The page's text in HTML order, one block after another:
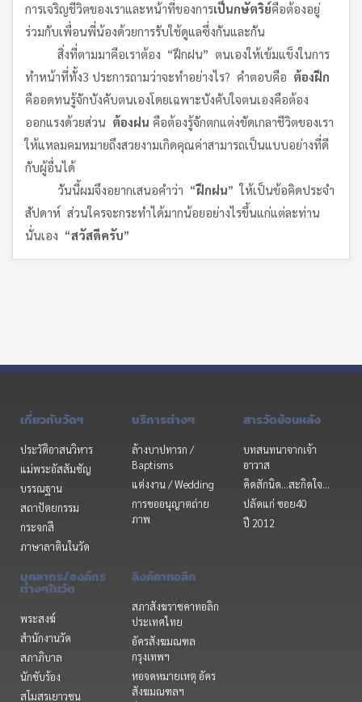
การเจริญชีวิตของเราและหน้าที่ของการเป็นกษัตริย์คือต้องอยู่
ร่วมกับเพื่อนพี่น้องด้วยการรับใช้ดูแลซึ่งกันและกัน
สิ่งที่ตามมาคือเราต้อง “ฝึกฝน” ตนเองให้เข้มแข็งในการ
ทำหน้าที่ทั้ง3 ประการถามว่าจะทำอย่างไร? คำตอบคือ ต้องฝึก
คืออดทนรู้จักบังคับตนเองโดยเฉพาะบังคับใจตนเองคือต้อง
ออกแรงด้วยส่วน ต้องฝน คือต้องรู้จักตกแต่งขัดเกลาชีวิตของเรา
ให้แหลมคมหมายถึงสวยงามเกิดคุณค่าสามารถเป็นแบบอย่างที่ดี
กับผู้อื่นได้
วันนี้ผมจึงอยากเสนอคำว่า “ฝึกฝน” ให้เป็นข้อคิดประจำ
สัปดาห์ ส่วนใครจะกระทำได้มากน้อยอย่างไรขึ้นแก่แต่ละท่าน
นั่นเอง “สวัสดีครับ”
เกี่ยวกับวัดฯ
ประวัติอาสนวิหาร
แม่พระอัสสัมชัญ
บรรณฐาน
สถาปัตยกรรม
กระจกสี
ภาษาลาตินในวัด
บริการต่างๆ
ล้างบาปทารก /
Baptisms
แต่งงาน / Wedding
การขออนุญาตถ่าย
ภาพ
สารวัดย้อนหลัง
บทสนทนาจากเจ้า
อาวาส
คิดสักนิด...สะกิดใจ...
ปลัดแก่ ซอย40
ปี 2012
บุคลากร/องค์กร
ต่างๆในวัด
พระสงฆ์
สำนักงานวัด
สภาภิบาล
นักขับร้อง
สโมสรเยาวชน
ลิงค์คาทอลิก
สภาสังฆราชคาทอลิก
ประเทศไทย
อัครสังฆมณฑล
กรุงเทพฯ
หอจดหมายเหตุ อัคร
สังฆมณฑลฯ